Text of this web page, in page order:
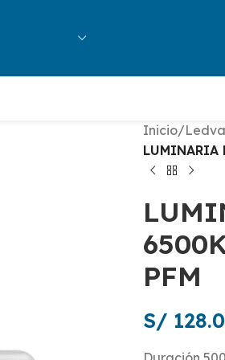
Inicio/
LUMINARIA
PFM
S/